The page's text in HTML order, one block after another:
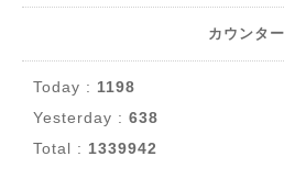
カウンター
Today : 1198
Yesterday : 638
Total : 1339942